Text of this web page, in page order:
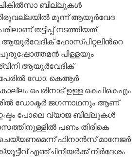
ബില്ലുകള്‍
മൂന്ന് ആയൂര്‍വേദ
തട്ടിപ്പ് നടത്തിയത്.
ആയുര്‍വേദിക് ഹോസ്പിറ്റലിന്‍റെ
പുരുഷോത്തമന്‍ പിള്ളയും
ആയുര്‍വേദിക്
പേരില്‍ ഡോ. കെആര്‍
പെരിനാട് ഉള്ള കെപികെഎം
ഡോക്ടര്‍ ജഗന്നാഥനും ആണ്
പോലെ വ്യാജ ബില്ലുകള്‍
പണം തിരികെ
ചെയ്യണമെന്ന് ഫിനാന്‍സ് മാനേജര്‍
എഞ്ചിനീയര്‍ക്ക് നിര്‍ദേശം